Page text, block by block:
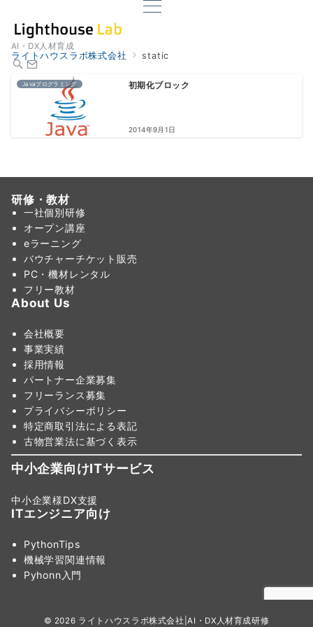
AI・DX人材育成
ライトハウスラボ株式会社 static
Javaプログラミング 初期化ブロック
2014年9月1日
研修・教材
一社個別研修
オープン講座
eラーニング
バウチャーチケット販売
PC・機材レンタル
フリー教材
About Us
会社概要
事業実績
採用情報
パートナー企業募集
フリーランス募集
プライバシーポリシー
特定商取引法による表記
古物営業法に基づく表示
中小企業向けITサービス
中小企業様DX支援
ITエンジニア向け
PythonTips
機械学習関連情報
Pyhonn入門
© 2026 ライトハウスラボ株式会社|AI・DX人材育成研修